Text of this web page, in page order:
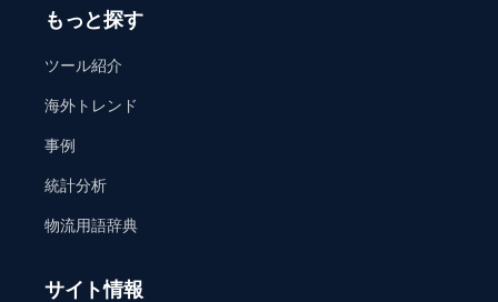
もっと探す
ツール紹介
海外トレンド
事例
統計分析
物流用語辞典
サイト情報